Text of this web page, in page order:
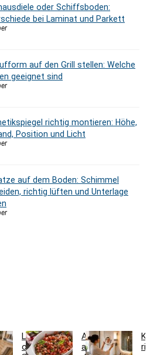
oder Schiffsboden:
bei Laminat und Parkett
auf den Grill stellen: Welche
geeignet sind
richtig montieren: Höhe,
Position und Licht
auf dem Boden: Schimmel
richtig lüften und Unterlage
Landhausdiele
oder
Auflaufform
auf